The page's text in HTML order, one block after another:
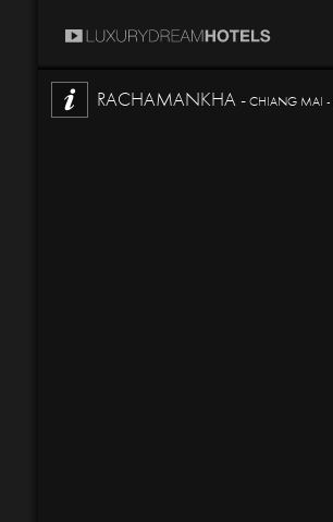
RACHAMANKHA -CHIANG MAI -